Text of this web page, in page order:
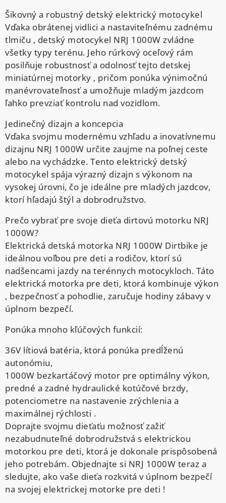
Šikovný a robustný detský elektrický motocykel
Vďaka obrátenej vidlici a nastaviteľnému zadnému
tlmiču , detský motocykel NRJ 1000W zvládne
všetky typy terénu. Jeho rúrkový oceľový rám
posilňuje robustnosť a odolnosť tejto detskej
miniatúrnej motorky , pričom ponúka výnimočnú
manévrovateľnosť a umožňuje mladým jazdcom
ľahko prevziať kontrolu nad vozidlom.
Jedinečný dizajn a koncepcia
Vďaka svojmu modernému vzhľadu a inovatívnemu
dizajnu NRJ 1000W určite zaujme na poľnej ceste
alebo na vychádzke. Tento elektrický detský
motocykel spája výrazný dizajn s výkonom na
vysokej úrovni, čo je ideálne pre mladých jazdcov,
ktorí hľadajú štýl a dobrodružstvo.
Prečo vybrať pre svoje dieťa dirtovú motorku NRJ
1000W?
Elektrická detská motorka NRJ 1000W Dirtbike je
ideálnou voľbou pre deti a rodičov, ktorí sú
nadšencami jazdy na terénnych motocykloch. Táto
elektrická motorka pre deti, ktorá kombinuje výkon
, bezpečnosť a pohodlie, zaručuje hodiny zábavy v
úplnom bezpečí.
Ponúka mnoho kľúčových funkcií:
36V lítiová batéria, ktorá ponúka predĺženú
autonómiu,
1000W bezkartáčový motor pre optimálny výkon,
predné a zadné hydraulické kotúčové brzdy,
potenciometre na nastavenie zrýchlenia a
maximálnej rýchlosti .
Doprajte svojmu dieťaťu možnosť zažiť
nezabudnuteľné dobrodružstvá s elektrickou
motorkou pre deti, ktorá je dokonale prispôsobená
jeho potrebám. Objednajte si NRJ 1000W teraz a
sledujte, ako vaše dieťa rozkvitá v úplnom bezpečí
na svojej elektrickej motorke pre deti !